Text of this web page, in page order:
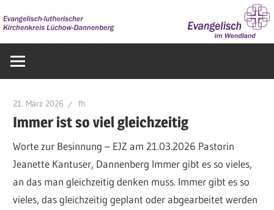
Inhalt
springen
im
21. März 2026 fh
Immer ist so viel gleichzeitig
Worte zur Besinnung – EJZ am 21.03.2026 Pastorin
Jeanette Kantuser, Dannenberg Immer gibt es so vieles,
an das man gleichzeitig denken muss. Immer gibt es so
vieles, das gleichzeitig geplant oder abgearbeitet werden